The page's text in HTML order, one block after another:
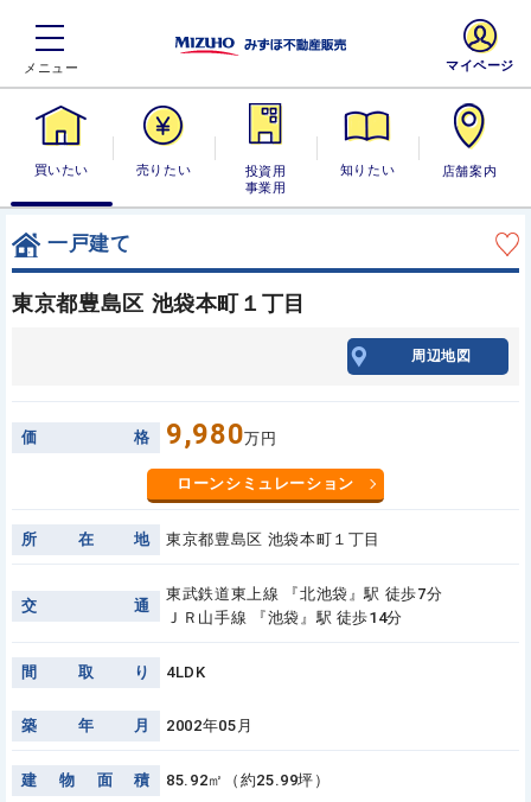
買いたい 売りたい
投資用・事業
用
知りたい 店舗案内
マイページ
一戸建て
東京都豊島区 池袋本町１丁目
周辺地図
価 格 9,980万円
ローンシミュレーション
所 在 地 東京都豊島区 池袋本町１丁目
交 通
東武鉄道東上線 『北池袋』駅 徒歩7分
ＪＲ山手線 『池袋』駅 徒歩14分
間 取 り 4LDK
築 年 月 2002年05月
建 物 面 積 85.92㎡（約25.99坪）